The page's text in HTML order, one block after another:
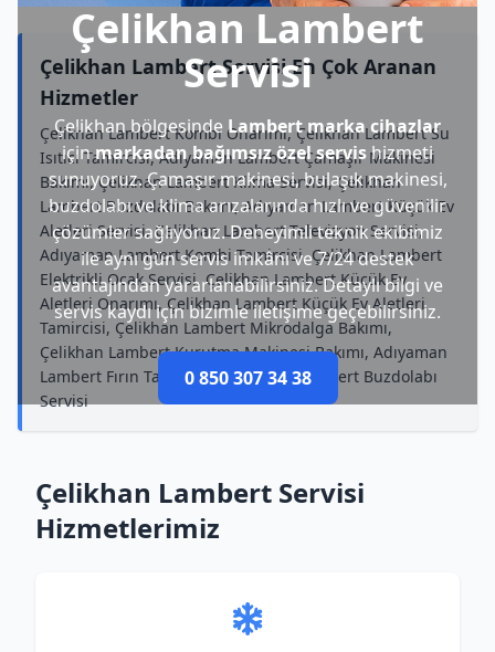
Çelikhan Lambert
Servisi
Çelikhan bölgesinde Lambert marka cihazlar
içinmarkadan bağımsız özel servishizmeti
sunuyoruz. Çamaşır makinesi, bulaşık makinesi,
buzdolabı ve klima arızalarında hızlı ve güvenilir
çözümler sağlıyoruz. Deneyimli teknik ekibimiz
ile aynı gün servis imkânı ve 7/24 destek
avantajından yararlanabilirsiniz. Detaylı bilgi ve
servis kaydı için bizimle iletişime geçebilirsiniz.
0 850 307 34 38
Çelikhan Lambert Servisi En Çok Aranan
Hizmetler
Çelikhan Lambert Kombi Onarımı, Çelikhan Lambert Su
Isıtıcı Tamircisi, Adıyaman Lambert Çamaşır Makinesi
Bakımı, Çelikhan Lambert Klima Servisi, Çelikhan
Lambert Buzdolabı Bakımı, Adıyaman Lambert Küçük Ev
Aletleri Servisi, Çelikhan Lambert Televizyon Servisi,
Adıyaman Lambert Kombi Tamircisi, Çelikhan Lambert
Elektrikli Ocak Servisi, Çelikhan Lambert Küçük Ev
Aletleri Onarımı, Çelikhan Lambert Küçük Ev Aletleri
Tamircisi, Çelikhan Lambert Mikrodalga Bakımı,
Çelikhan Lambert Kurutma Makinesi Bakımı, Adıyaman
Lambert Fırın Tamircisi, Adıyaman Lambert Buzdolabı
Servisi
Çelikhan Lambert Servisi
Hizmetlerimiz